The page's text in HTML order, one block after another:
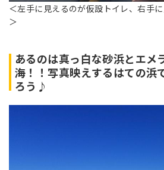
＜左手に見えるのが仮設トイレ、右手
＞
あるのは真っ白な砂浜とエメ
海！！写真映えするはての浜
ろう♪